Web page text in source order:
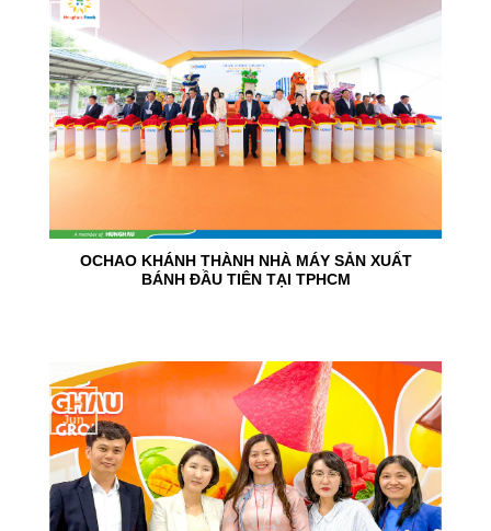
OCHAO KHÁNH THÀNH NHÀ MÁY SẢN XUẤT
BÁNH ĐẦU TIÊN TẠI TPHCM
24
Jun
15
Jun